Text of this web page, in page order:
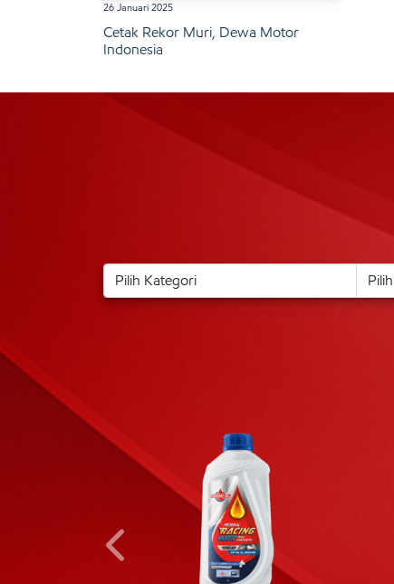
26 Januari 2025
Cetak Rekor Muri, Dewa Motor
Indonesia